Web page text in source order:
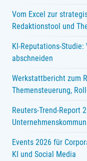
Vom Excel zur
Redaktionstool und
KI-Reputations-Studie:
abschneiden
Werkstattbericht zum
Themensteuerung,
Reuters-Trend-Report
Events 2026 für
KI und Social Media